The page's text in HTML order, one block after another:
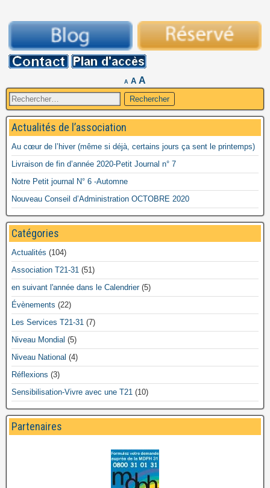
A A A
Rechercher :
Actualités de l’association
Au cœur de l’hiver (même si déjà, certains jours ça sent le printemps)
Livraison de fin d’année 2020-Petit Journal n° 7
Notre Petit journal N° 6 -Automne
Nouveau Conseil d’Administration OCTOBRE 2020
Catégories
Actualités (104)
Association T21-31 (51)
en suivant l'année dans le Calendrier(5)
Évènements (22)
Les Services T21-31 (7)
Niveau Mondial (5)
Niveau National (4)
Réflexions (3)
Sensibilisation-Vivre avec une T21 (10)
Partenaires